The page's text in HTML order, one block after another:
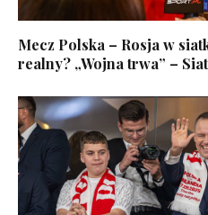
Mecz Polska – Rosja w
realny? „Wojna trwa” –